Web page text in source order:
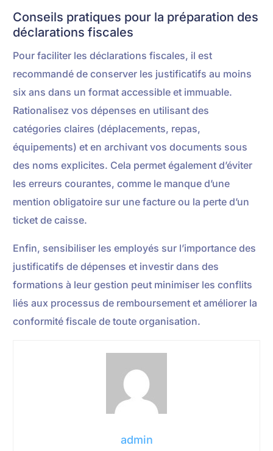
Conseils pratiques pour la préparation des
déclarations fiscales
Pour faciliter les déclarations fiscales, il est
recommandé de conserver les justificatifs au moins
six ans dans un format accessible et immuable.
Rationalisez vos dépenses en utilisant des
catégories claires (déplacements, repas,
équipements) et en archivant vos documents sous
des noms explicites. Cela permet également d’éviter
les erreurs courantes, comme le manque d’une
mention obligatoire sur une facture ou la perte d’un
ticket de caisse.
Enfin, sensibiliser les employés sur l’importance des
justificatifs de dépenses et investir dans des
formations à leur gestion peut minimiser les conflits
liés aux processus de remboursement et améliorer la
conformité fiscale de toute organisation.
admin